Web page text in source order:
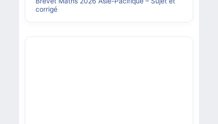
corrigé